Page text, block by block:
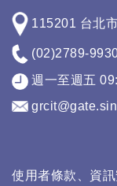
115201 台北
(02)2789-
週一至週五
使用者條款、資